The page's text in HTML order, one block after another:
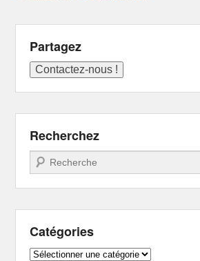
Partagez
Recherchez
Recherche
Catégories
Catégories